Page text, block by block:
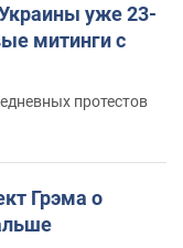
уже 23-
митинги с
протестов
Грэма о